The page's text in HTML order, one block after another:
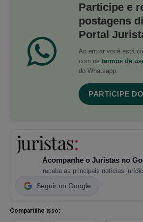
Participe e
postagens
Portal
Ao entrar você está
com os termos de
do Whatsapp.
PARTICIPE
Acompanhe o Juristas no
receba as principais notícias
Seguir no Google
Compartilhe isso: